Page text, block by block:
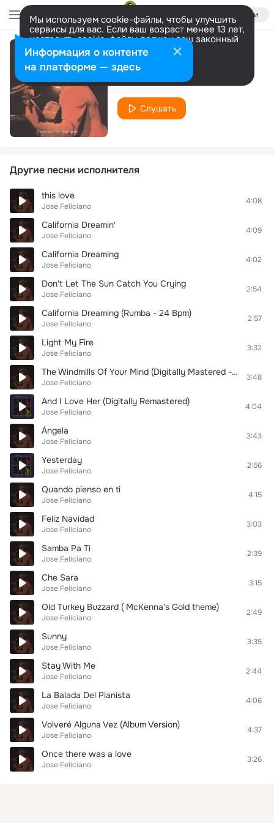
Войти
Мы используем cookie-файлы, чтобы улучшить
сервисы для вас. Если ваш возраст менее 13 лет,
настроить cookie-файлы должен ваш законный
представитель. Больше информации
Разрешить все Настроить
Old Turkey Buzzard
Jose Feliciano
Слушать
Другие песни исполнителя
this love
Jose Feliciano
4:08
California Dreamin'
Jose Feliciano
4:09
California Dreaming
Jose Feliciano
4:02
Don't Let The Sun Catch You Crying
Jose Feliciano
2:54
California Dreaming (Rumba - 24 Bpm)
Jose Feliciano
2:57
Light My Fire
Jose Feliciano
3:32
The Windmills Of Your Mind (Digitally Mastered - April 1992)
Jose Feliciano
3:48
And I Love Her (Digitally Remastered)
Jose Feliciano
4:04
Ángela
Jose Feliciano
3:43
Yesterday
Jose Feliciano
2:56
Quando pienso en ti
Jose Feliciano
4:15
Feliz Navidad
Jose Feliciano
3:03
Samba Pa Ti
Jose Feliciano
2:39
Che Sara
Jose Feliciano
3:15
Old Turkey Buzzard ( McKenna's Gold theme)
Jose Feliciano
2:49
Sunny
Jose Feliciano
3:35
Stay With Me
Jose Feliciano
2:44
La Balada Del Pianista
Jose Feliciano
4:06
Volveré Alguna Vez (Album Version)
Jose Feliciano
4:37
Once there was a love
Jose Feliciano
3:26
Информация о контенте
на платформе — здесь